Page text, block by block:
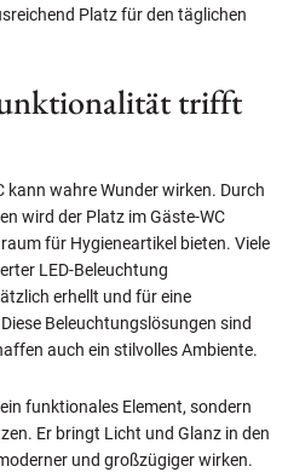
Platz für den täglichen
trifft
kann wahre Wunder wirken. Durch
wird der Platz im Gäste-WC
für Hygieneartikel bieten. Viele
LED-Beleuchtung
erhellt und für eine
Beleuchtungslösungen sind
auch ein stilvolles Ambiente.
funktionales Element, sondern
Er bringt Licht und Glanz in den
und großzügiger wirken.